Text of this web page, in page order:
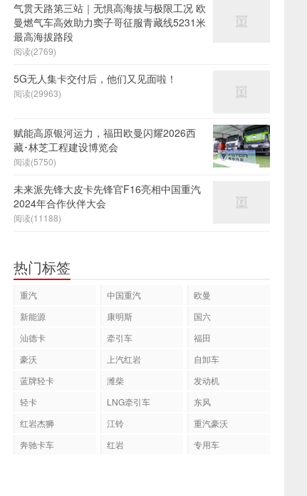
气贯天路第三站｜无惧高海拔与极限工况 欧
曼燃气车高效助力窦子哥征服青藏线5231米
最高海拔路段
阅读(2769)
5G无人集卡交付后，他们又见面啦！
阅读(29963)
赋能高原银河运力，福田欧曼闪耀2026西
藏･林芝工程建设博览会
阅读(5750)
未来派先锋大皮卡先锋官F16亮相中国重汽
2024年合作伙伴大会
阅读(11188)
热门标签
重汽 中国重汽
欧曼
新能源
康明斯
国六
汕德卡
牵引车
福田
豪沃
上汽红岩
自卸车
蓝牌轻卡
潍柴
发动机
轻卡
LNG牵引车
东风
红岩杰狮
江铃
重汽豪沃
奔驰卡车
红岩 专用车